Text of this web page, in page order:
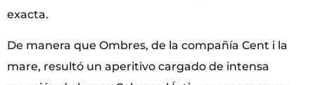
exacta.
De manera que Ombres, de la compañía Cent i la
mare, resultó un aperitivo cargado de intensa